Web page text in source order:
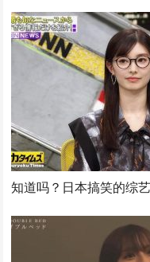
知道吗？日本搞笑的综